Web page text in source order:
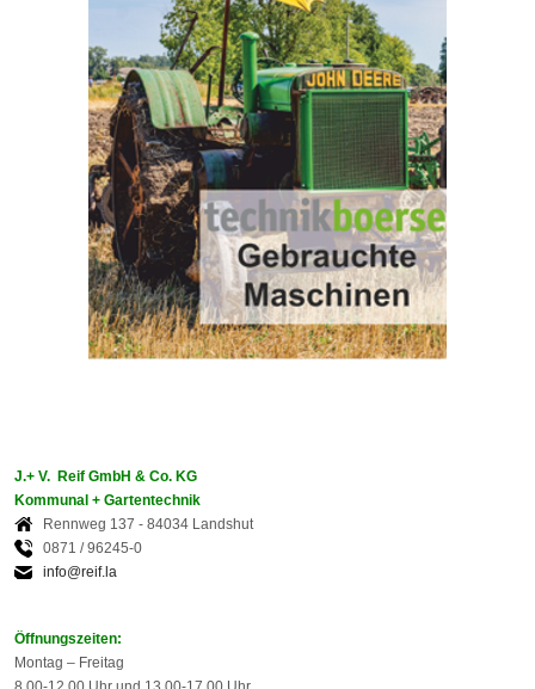
J.+ V. Reif GmbH & Co. KG
Kommunal + Gartentechnik
Rennweg 137 - 84034 Landshut
0871 / 96245-0
info@reif.la
Öffnungszeiten:
Montag – Freitag